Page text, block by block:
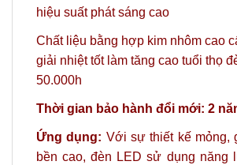
hiệu suất phát sáng cao
Chất liệu bằng hợp kim nhôm cao
giải nhiệt tốt làm tăng cao tuổi thọ
50.000h
Thời gian bảo hành đổi mới: 2
Ứng dụng: Với sự thiết kế mỏng,
bền cao, đèn LED sử dụng năng